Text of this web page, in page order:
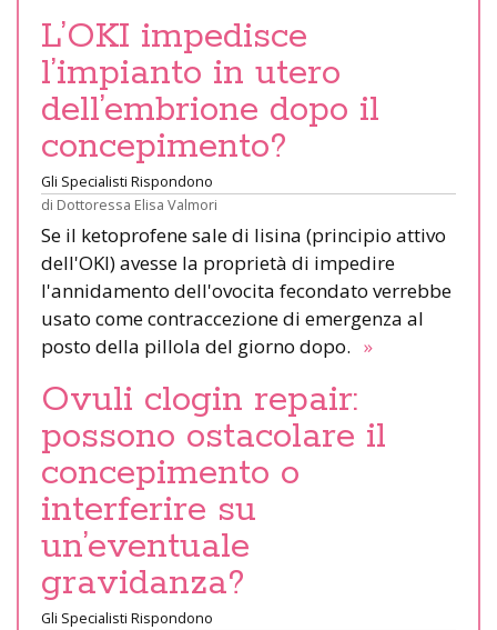
L’OKI impedisce
l’impianto in utero
dell’embrione dopo il
concepimento?
Gli Specialisti Rispondono
di Dottoressa Elisa Valmori
Se il ketoprofene sale di lisina (principio attivo
dell'OKI) avesse la proprietà di impedire
l'annidamento dell'ovocita fecondato verrebbe
usato come contraccezione di emergenza al
posto della pillola del giorno dopo. »
Ovuli clogin repair:
possono ostacolare il
concepimento o
interferire su
un’eventuale
gravidanza?
Gli Specialisti Rispondono